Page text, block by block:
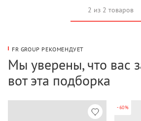
2 из 2 товаров
FR GROUP РЕКОМЕНДУЕТ
Мы уверены, что вас
вот эта подборка
-60%